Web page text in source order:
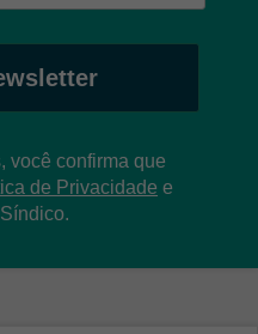
você confirma que
de Privacidade e